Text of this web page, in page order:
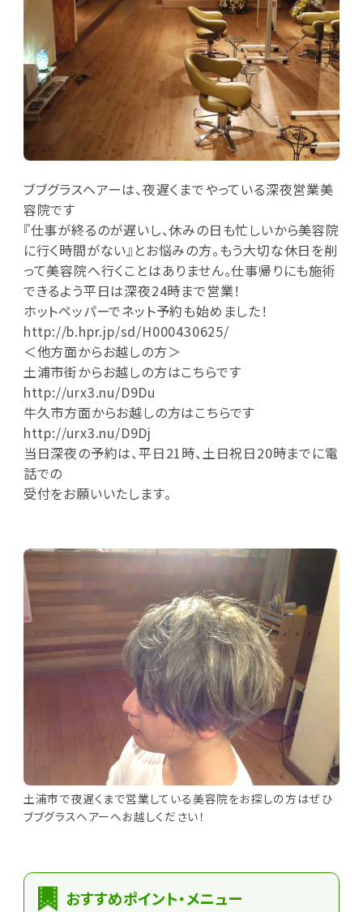
ブブグラスヘアーは、夜遅くまでやっている深夜営業美
容院です
『仕事が終るのが遅いし、休みの日も忙しいから美容院
に行く時間がない』とお悩みの方。もう大切な休日を削
って美容院へ行くことはありません。仕事帰りにも施術
できるよう平日は深夜24時まで営業！
ホットペッパーでネット予約も始めました！
http://b.hpr.jp/sd/H000430625/
＜他方面からお越しの方＞
土浦市街からお越しの方はこちらです
http://urx3.nu/D9Du
牛久市方面からお越しの方はこちらです
http://urx3.nu/D9Dj
当日深夜の予約は、平日21時、土日祝日20時までに電
話での
受付をお願いいたします。
土浦市で夜遅くまで営業している美容院をお探しの方はぜひ
ブブグラスヘアーへお越しください！
おすすめポイント・メニュー